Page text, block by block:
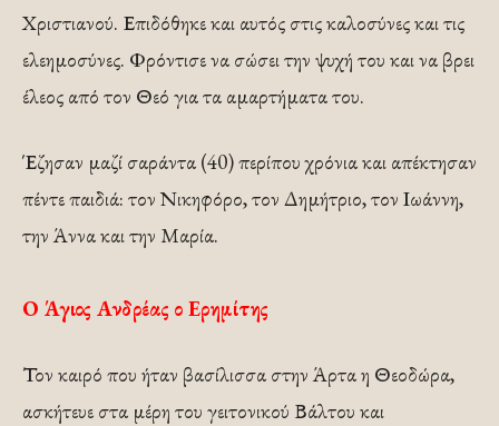
Χριστιανού. Επιδόθηκε και αυτός στις καλοσύνες και τις
ελεημοσύνες. Φρόντισε να σώσει την ψυχή του και να βρει
έλεος από τον Θεό για τα αμαρτήματα του.
Έζησαν μαζί σαράντα (40) περίπου χρόνια και απέκτησαν
πέντε παιδιά: τον Νικηφόρο, τον Δημήτριο, τον Ιωάννη,
την Άννα και την Μαρία.
Ο Άγιος Ανδρέας ο Ερημίτης
Τον καιρό που ήταν βασίλισσα στην Άρτα η Θεοδώρα,
ασκήτευε στα μέρη του γειτονικού Βάλτου και